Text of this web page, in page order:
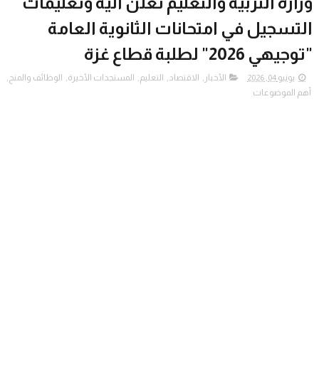
التسجيل في امتحانات الثانوية العامة
"توجيهي 2026" لطلبة قطاع غزة
يونيو 04, 2026 الأخبار , الاقتصاد, التعليم, المستجدات الأخيرة, الوظائف والمنح ,
أهم الموضوعات